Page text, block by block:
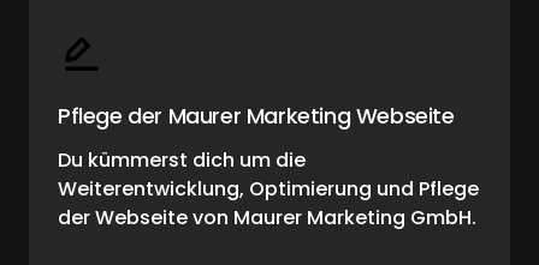
Pflege der Maurer Marketing Webseite
Du kümmerst dich um die
Weiterentwicklung, Optimierung und Pflege
der Webseite von Maurer Marketing GmbH.